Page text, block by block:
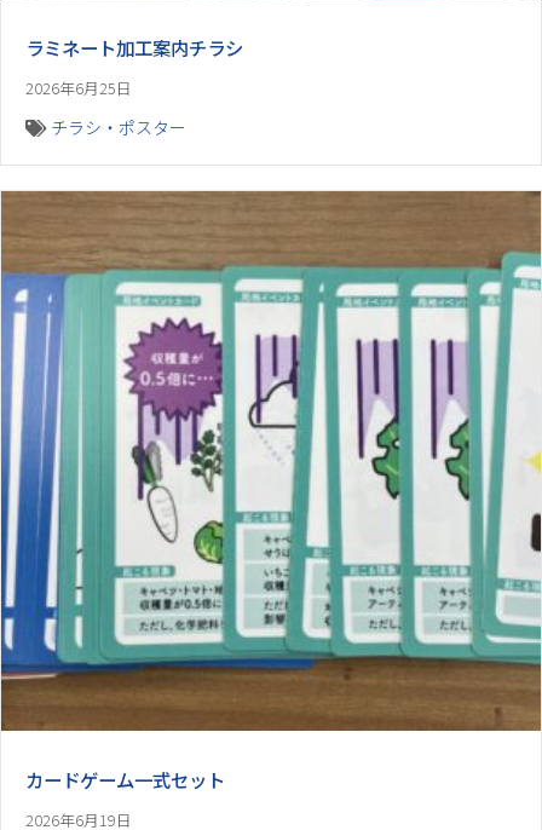
ラミネート加工案内チラシ
2026年6月25日
チラシ・ポスター
カードゲーム一式セット
2026年6月19日